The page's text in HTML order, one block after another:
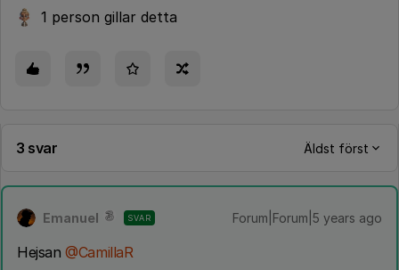
1 person gillar detta
3 svar Äldst först
Emanuel SVAR Forum|Forum|5 years ago
Hejsan@CamillaR